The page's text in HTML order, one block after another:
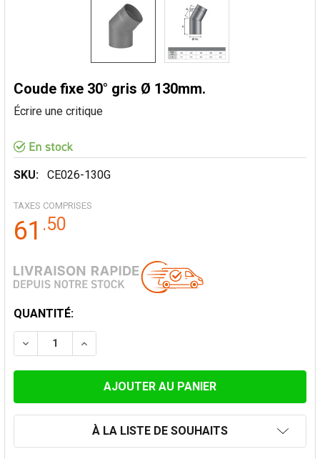
Coude fixe 30° gris Ø 130mm.
Écrire une critique
SKU: CE026-130G
TAXES COMPRISES
61 .50
STOCK
ACTUEL:
QUANTITÉ:
DIMINUER LA QUANTITÉ DE COUDE FIXE 30° GRIS Ø
AUGMENTER LA QUANTITÉ DE COUDE FIXE
À LA LISTE DE SOUHAITS